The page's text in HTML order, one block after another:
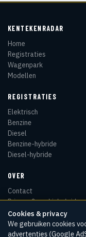
Cookies & privacy
We gebruiken cookies
advertenties (Google
KENTEKENRADAR
Home
Registraties
Wagenpark
Modellen
REGISTRATIES
Elektrisch
Benzine
Diesel
Benzine-hybride
Diesel-hybride
OVER
Contact
Privacy & cookiebeleid
Disclaimer
Sitemap